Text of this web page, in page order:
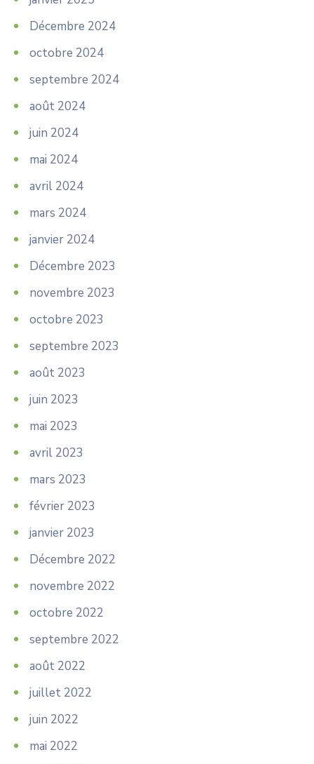
Décembre 2024
octobre 2024
septembre 2024
août 2024
juin 2024
mai 2024
avril 2024
mars 2024
janvier 2024
Décembre 2023
novembre 2023
octobre 2023
septembre 2023
août 2023
juin 2023
mai 2023
avril 2023
mars 2023
février 2023
janvier 2023
Décembre 2022
novembre 2022
octobre 2022
septembre 2022
août 2022
juillet 2022
juin 2022
mai 2022